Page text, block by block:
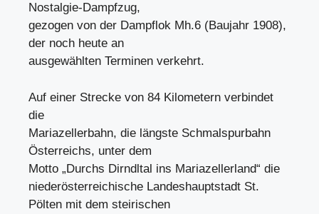
Nostalgie-Dampfzug,
gezogen von der Dampflok Mh.6 (Baujahr 1908),
der noch heute an
ausgewählten Terminen verkehrt.
Auf einer Strecke von 84 Kilometern verbindet
die
Mariazellerbahn, die längste Schmalspurbahn
Österreichs, unter dem
Motto „Durchs Dirndltal ins Mariazellerland“ die
niederösterreichische Landeshauptstadt St.
Pölten mit dem steirischen